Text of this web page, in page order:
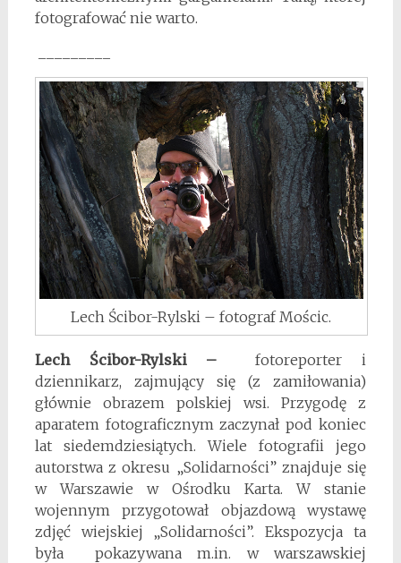
fotografować nie warto.
Lech Ścibor-Rylski – fotograf Mościc.
Lech Ścibor-Rylski –
fotoreporter i
dziennikarz, zajmujący się (z zamiłowania)
głównie obrazem polskiej wsi. Przygodę z
aparatem fotograficznym zaczynał pod koniec
lat siedemdziesiątych. Wiele fotografii jego
autorstwa z okresu „Solidarności” znajduje się
w Warszawie w Ośrodku Karta. W stanie
wojennym przygotował objazdową wystawę
zdjęć wiejskiej „Solidarności”. Ekspozycja ta
była pokazywana m.in. w warszawskiej